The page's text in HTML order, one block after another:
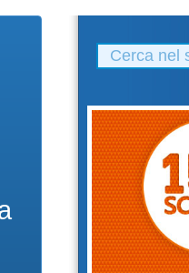
formatori
formativo
partecipati dai
italiani di
realtà virtuale
formazione
corsi
centro di
bilaterale